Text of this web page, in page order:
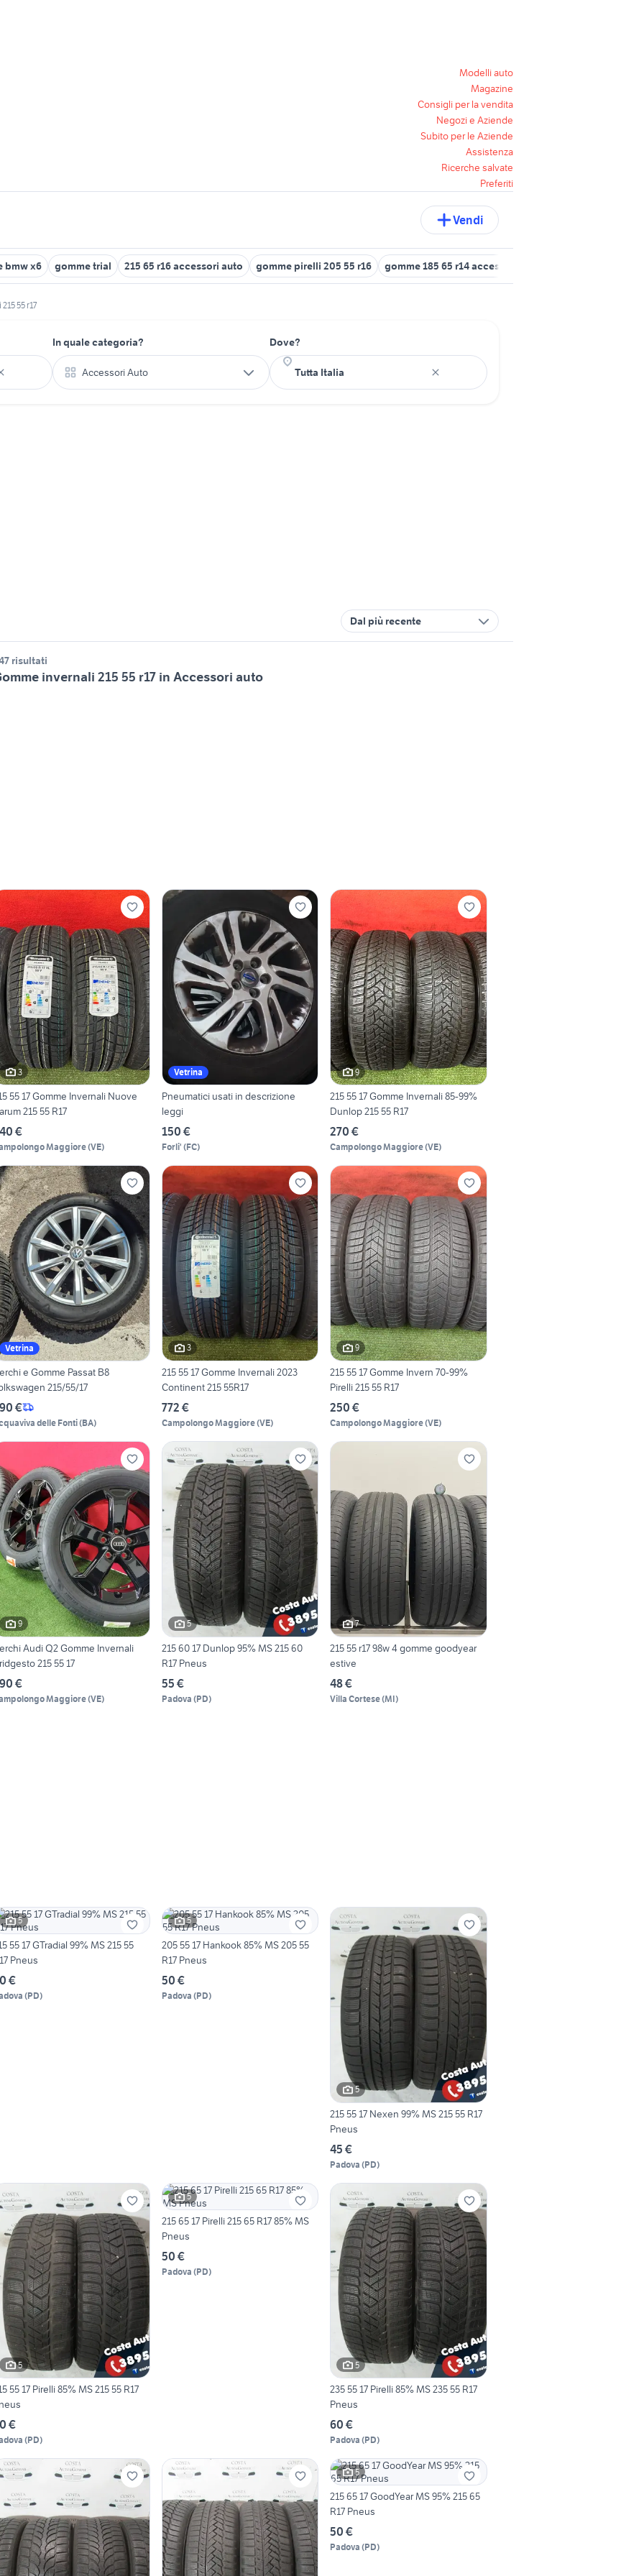
Modelli auto
Magazine
Consigli per la vendita
Negozi e Aziende
Subito per le Aziende
Assistenza
Ricerche salvate
Preferiti
Vendi
bmw x6 gomme trial 215 65 r16 accessori auto gomme pirelli 205 55 r16 gomme 185 65 r14 accessori auto
55 r17
In quale categoria?
Accessori Auto
Dove?
Dal più recente
risultati
invernali 215 55 r17 in Accessori auto
3
55 17 Gomme Invernali Nuove
215 55 R17
€
Maggiore(VE)
Vetrina
Pneumatici usati in descrizione
leggi
150 €
Forli' (FC)
9
215 55 17 Gomme Invernali 85-99%
Dunlop 215 55 R17
270 €
Campolongo Maggiore(VE)
Vetrina
e Gomme Passat B8
Volkswagen 215/55/17
€
delle Fonti(BA)
3
215 55 17 Gomme Invernali 2023
Continent 215 55R17
772 €
Campolongo Maggiore(VE)
9
215 55 17 Gomme Invern 70-99%
Pirelli 215 55 R17
250 €
Campolongo Maggiore(VE)
9
Audi Q2 Gomme Invernali
215 55 17
€
Maggiore(VE)
5
215 60 17 Dunlop 95% MS 215 60
R17 Pneus
55 €
Padova (PD)
7
215 55 r17 98w 4 gomme goodyear
estive
48 €
Villa Cortese(MI)
5
55 17 GTradial 99% MS 215 55
Pneus
€
(PD)
5
205 55 17 Hankook 85% MS 205 55
R17 Pneus
50 €
Padova (PD)
5
215 55 17 Nexen 99% MS 215 55 R17
Pneus
45 €
Padova (PD)
5
55 17 Pirelli 85% MS 215 55 R17
€
(PD)
5
215 65 17 Pirelli 215 65 R17 85% MS
Pneus
50 €
Padova (PD)
5
235 55 17 Pirelli 85% MS 235 55 R17
Pneus
60 €
Padova (PD)
5
215 65 17 GoodYear MS 95% 215 65
R17 Pneus
50 €
Padova (PD)